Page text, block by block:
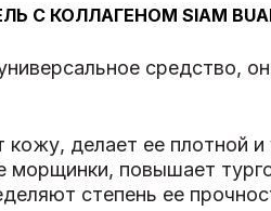
С КОЛЛАГЕНОМ SIAM
средство,
кожу, делает ее плотной и
морщинки, повышает
степень ее